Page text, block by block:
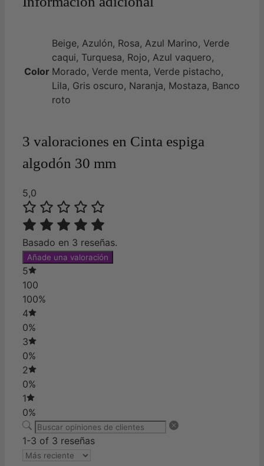
Color
Beige, Azulón, Rosa, Azul Marino, Verde
caqui, Turquesa, Rojo, Azul vaquero,
Morado, Verde menta, Verde pistacho,
Lila, Gris oscuro, Naranja, Mostaza, Banco
roto
3 valoraciones en Cinta espiga
algodón 30 mm
5,0
Basado en 3 reseñas.
Añade una valoración
5
100
100%
4
0%
3
0%
2
0%
1
0%
1-3 of 3 reseñas